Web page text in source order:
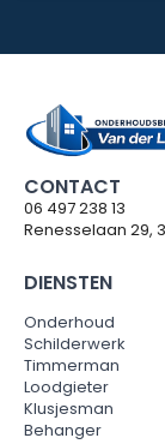
CONTACT
06 497 238 13
Renesselaan 29,
DIENSTEN
Onderhoud
Schilderwerk
Timmerman
Loodgieter
Klusjesman
Behanger